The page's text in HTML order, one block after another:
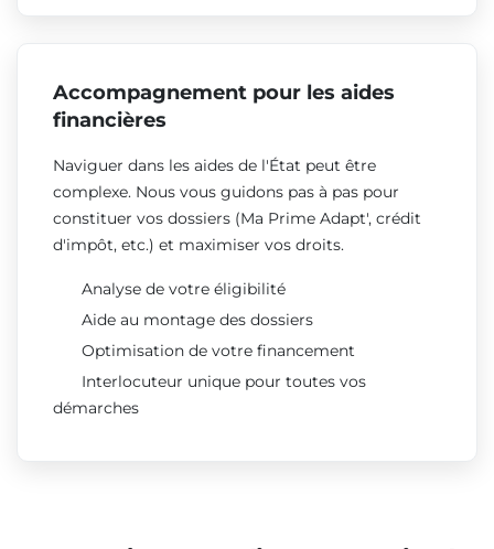
Accompagnement pour les aides
financières
Naviguer dans les aides de l'État peut être
complexe. Nous vous guidons pas à pas pour
constituer vos dossiers (Ma Prime Adapt', crédit
d'impôt, etc.) et maximiser vos droits.
Analyse de votre éligibilité
Aide au montage des dossiers
Optimisation de votre financement
Interlocuteur unique pour toutes vos
démarches